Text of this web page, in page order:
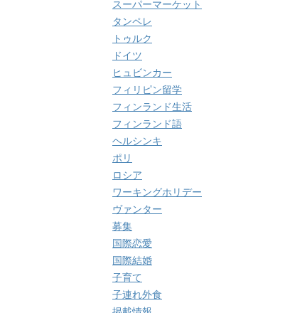
スーパーマーケット
タンペレ
トゥルク
ドイツ
ヒュビンカー
フィリピン留学
フィンランド生活
フィンランド語
ヘルシンキ
ポリ
ロシア
ワーキングホリデー
ヴァンター
募集
国際恋愛
国際結婚
子育て
子連れ外食